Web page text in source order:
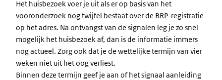
Het huisbezoek voer je uit als er op basis van het
vooronderzoek nog twijfel bestaat over de BRP-registratie
op het adres. Na ontvangst van de signalen leg je zo snel
mogelijk het huisbezoek af, dan is de informatie immers
nog actueel. Zorg ook dat je de wettelijke termijn van vier
weken niet uit het oog verliest.
Binnen deze termijn geef je aan of het signaal aanleiding